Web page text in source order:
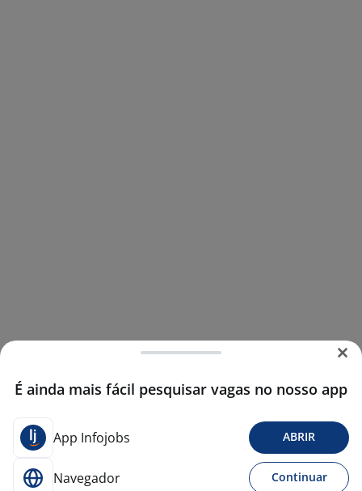
É ainda mais fácil pesquisar vagas no nosso app
App Infojobs ABRIR
Navegador Continuar